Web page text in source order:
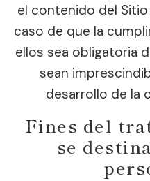
el contenido del
caso de que la
ellos sea obligatoria
sean
desarrollo de la
Fines del
se